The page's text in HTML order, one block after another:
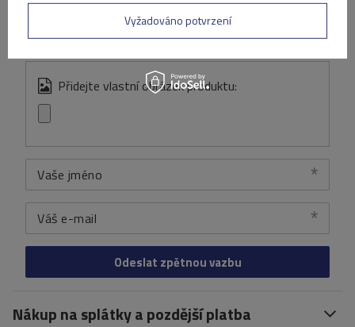
Přidejte vlastní obrázek produktu:
Vaše jméno
Váš e-mail
Odeslat zpětnou vazbu
Nákup na splátky a pozdější platba
Vyžadováno potvrzení